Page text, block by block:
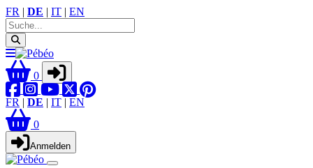
FR | DE | IT | EN
0
FR | DE | IT | EN
0
Anmelden